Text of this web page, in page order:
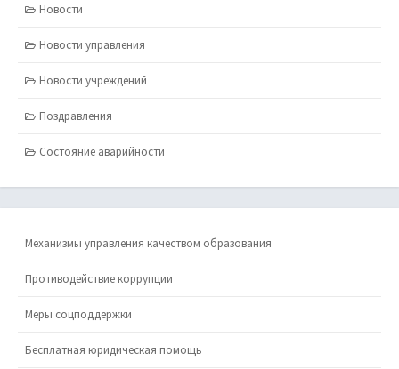
Новости
Новости управления
Новости учреждений
Поздравления
Состояние аварийности
Механизмы управления качеством образования
Противодействие коррупции
Меры соцподдержки
Бесплатная юридическая помощь